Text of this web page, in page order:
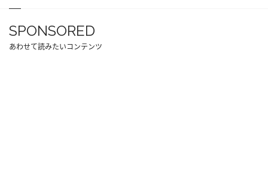
SPONSORED
あわせて読みたいコンテンツ